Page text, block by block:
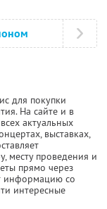
для покупки
На сайте и в
актуальных
выставках,
месту проведения и
прямо через
информацию со
интересные